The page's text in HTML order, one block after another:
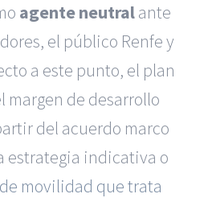
agente neutralante
el público Renfe y
a este punto, el plan
margen de desarrollo
del acuerdo marco
estrategia indicativa o
movilidad que trata